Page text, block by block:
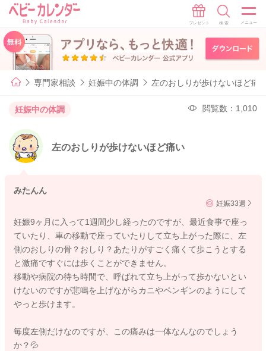
専門家相談 妊娠中の体調 左のおしりが歩けないほど痛
妊娠中の体調 閲覧数：1,010
左のおしりが歩けないほど痛い
みたんん
妊娠33週
妊娠9ヶ月に入って1週間少し経ったのですが、最近食事で座っ
ていたり、車の移動で座っていたりして立ち上がった際に、左
側のおしりの骨？おしり？あたりがすごく痛くて歩こうとする
と激痛ですぐには歩くことができません。
移動や病院の待ち時間で、呼ばれて立ち上がって歩かないとい
けないのですが悲鳴を上げながらカニやペンギンのようにして
やっと歩けます。
毎度左側だけなのですが、この痛みは一体なんなのでしょう
か？💦